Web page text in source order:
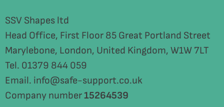
SSV Shapes ltd
Head Office, First Floor 85 Great Portland Street
Marylebone, London, United Kingdom, W1W 7LT
Tel. 01379 844 059
Email. info@safe-support.co.uk
Company number15264539